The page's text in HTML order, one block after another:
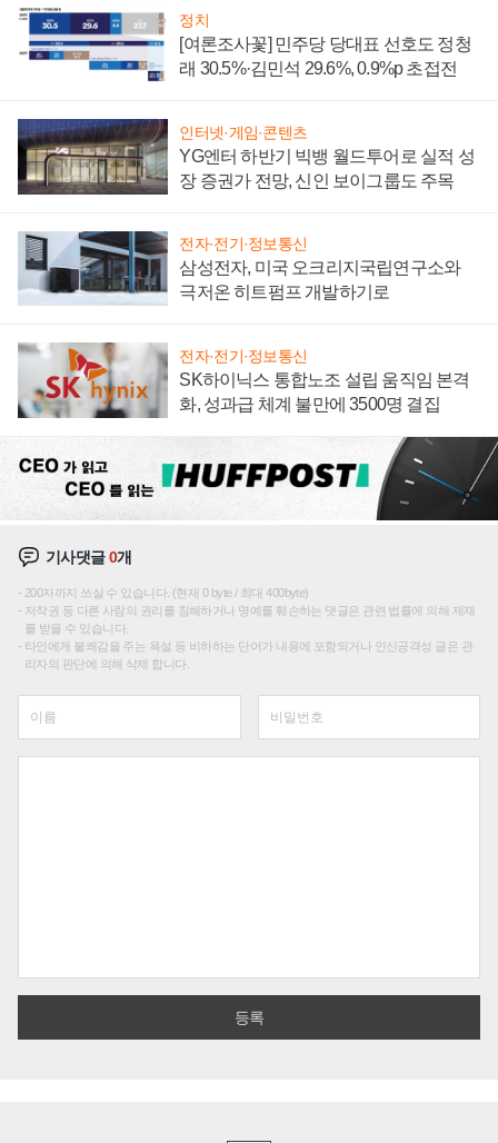
정치
[여론조사꽃] 민주당 당대표 선호도 정청
래 30.5%·김민석 29.6%, 0.9%p 초접전
인터넷·게임·콘텐츠
YG엔터 하반기 빅뱅 월드투어로 실적 성
장 증권가 전망, 신인 보이그룹도 주목
전자·전기·정보통신
삼성전자, 미국 오크리지국립연구소와
극저온 히트펌프 개발하기로
전자·전기·정보통신
SK하이닉스 통합노조 설립 움직임 본격
화, 성과급 체계 불만에 3500명 결집
기사댓글0개
200자까지 쓰실 수 있습니다. (현재 0 byte / 최대 400byte)
저작권 등 다른 사람의 권리를 침해하거나 명예를 훼손하는 댓글은 관련 법률에 의해 제재
를 받을 수 있습니다.
타인에게 불쾌감을 주는 욕설 등 비하하는 단어가 내용에 포함되거나 인신공격성 글은 관
리자의 판단에 의해 삭제 합니다.